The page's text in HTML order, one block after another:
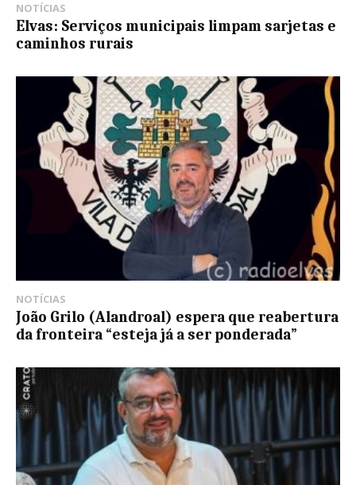
NOTÍCIAS
Elvas: Serviços municipais limpam sarjetas e
caminhos rurais
NOTÍCIAS
João Grilo (Alandroal) espera que reabertura
da fronteira “esteja já a ser ponderada”